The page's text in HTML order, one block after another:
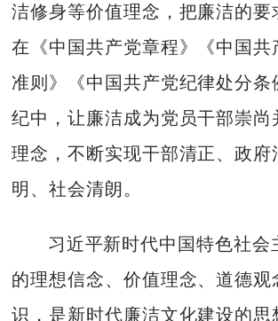
洁修身等价值理念，把廉洁的要
在《中国共产党章程》《中国共
准则》《中国共产党纪律处分条
纪中，让廉洁成为党员干部崇尚
理念，不断实现干部清正、政府
明、社会清朗。
习近平新时代中国特色社会
的理想信念、价值理念、道德观
识，是新时代廉洁文化建设的思